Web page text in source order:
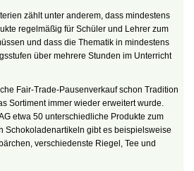
zählt unter anderem, dass mindestens
regelmäßig für Schüler und Lehrer zum
und dass die Thematik in mindestens
über mehrere Stunden im Unterricht
Fair-Trade-Pausenverkauf schon Tradition
Sortiment immer wieder erweitert wurde.
etwa 50 unterschiedliche Produkte zum
Schokoladenartikeln gibt es beispielsweise
verschiedenste Riegel, Tee und